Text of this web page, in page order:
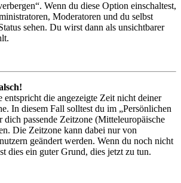
Wenn du diese Option einschaltest,
Moderatoren und du selbst
sehen. Du wirst dann als unsichtbarer
entspricht die angezeigte Zeit nicht deiner
In diesem Fall solltest du im „Persönlichen
dich passende Zeitzone (Mitteleuropäische
Die Zeitzone kann dabei nur von
geändert werden. Wenn du noch nicht
dies ein guter Grund, dies jetzt zu tun.